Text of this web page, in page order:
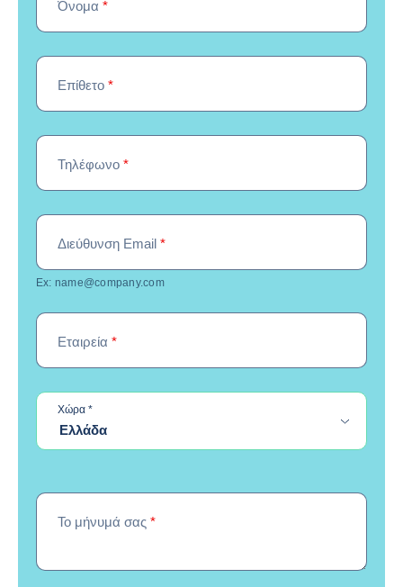
Όνομα *
Επίθετο *
Τηλέφωνο *
Διεύθυνση Email *
Ex: name@company.com
Εταιρεία *
Χώρα *required
Ελλάδα
Το μήνυμά σας *